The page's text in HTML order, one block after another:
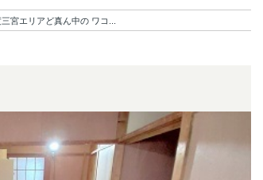
宮エリアど真ん中の ワコ...